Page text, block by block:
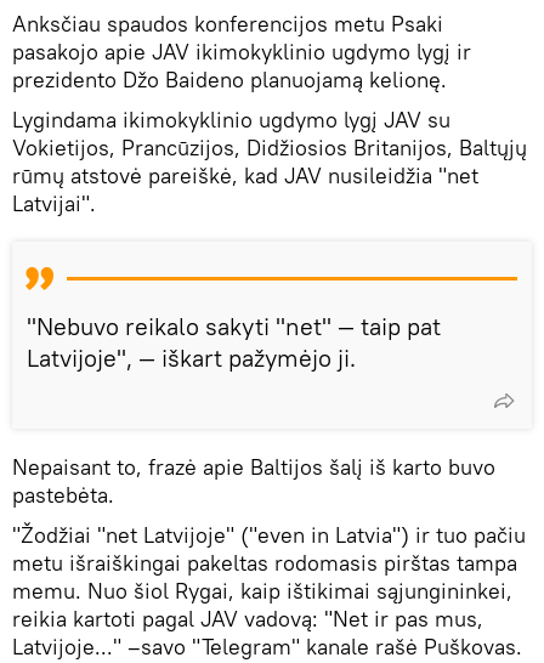
Anksčiau spaudos konferencijos metu Psaki
pasakojo apie JAV ikimokyklinio ugdymo lygį ir
prezidento Džo Baideno planuojamą kelionę.
Lygindama ikimokyklinio ugdymo lygį JAV su
Vokietijos, Prancūzijos, Didžiosios Britanijos, Baltųjų
rūmų atstovė pareiškė, kad JAV nusileidžia "net
Latvijai".
"Nebuvo reikalo sakyti "net" — taip pat
Latvijoje", — iškart pažymėjo ji.
Nepaisant to, frazė apie Baltijos šalį iš karto buvo
pastebėta.
"Žodžiai "net Latvijoje" ("even in Latvia") ir tuo pačiu
metu išraiškingai pakeltas rodomasis pirštas tampa
memu. Nuo šiol Rygai, kaip ištikimai sąjungininkei,
reikia kartoti pagal JAV vadovą: "Net ir pas mus,
Latvijoje..." –savo "Telegram" kanale rašė Puškovas.